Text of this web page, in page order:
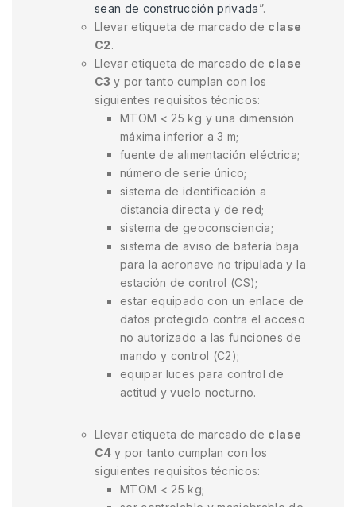
sean de construcción privada”.
Llevar etiqueta de marcado de clase
C2.
Llevar etiqueta de marcado de clase
C3y por tanto cumplan con los
siguientes requisitos técnicos:
MTOM < 25 kg y una dimensión
máxima inferior a 3 m;
fuente de alimentación eléctrica;
número de serie único;
sistema de identificación a
distancia directa y de red;
sistema de geoconsciencia;
sistema de aviso de batería baja
para la aeronave no tripulada y la
estación de control (CS);
estar equipado con un enlace de
datos protegido contra el acceso
no autorizado a las funciones de
mando y control (C2);
equipar luces para control de
actitud y vuelo nocturno.
Llevar etiqueta de marcado de clase
C4y por tanto cumplan con los
siguientes requisitos técnicos:
MTOM < 25 kg;